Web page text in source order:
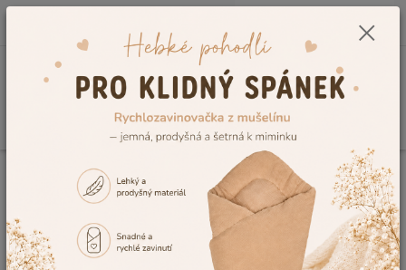
0,00 Kč
Kojenecké a dětské oblečení Dětské župany a ponča
Chlapecký
župan Dětský svět Lama světle modrý velikost 140
Chlapecký župan Dětský svět
Lama světle modrý velikost 140